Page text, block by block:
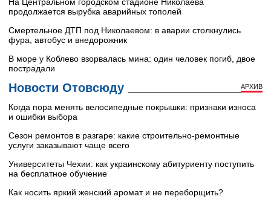
продолжается вырубка аварийных тополей
Смертельное ДТП под Николаевом: в аварии столкнулись
фура, автобус и внедорожник
В море у Коблево взорвалась мина: один человек погиб, двое
пострадали
Новости Отовсюду АРХИВ
Когда пора менять велосипедные покрышки: признаки износа
и ошибки выбора
Сезон ремонтов в разгаре: какие строительно-ремонтные
услуги заказывают чаще всего
Университеты Чехии: как украинскому абитуриенту поступить
на бесплатное обучение
Как носить яркий женский аромат и не переборщить?